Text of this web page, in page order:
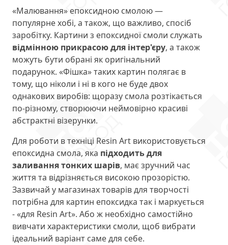
«Малювання» епоксидною смолою —
популярне хобі, а також, що важливо, спосіб
заробітку. Картини з епоксидної смоли служать
відмінною прикрасою для інтер'єру, а також
можуть бути обрані як оригінальний
подарунок. «Фішка» таких картин полягає в
тому, що ніколи і ні в кого не буде двох
однакових виробів: щоразу смола розтікається
по-різному, створюючи неймовірно красиві
абстрактні візерунки.
Для роботи в техніці Resin Art використовується
епоксидна смола, яка підходить для
заливання тонких шарів, має зручний час
життя та відрізняється високою прозорістю.
Зазвичай у магазинах товарів для творчості
потрібна для картин епоксидка так і маркується
- «для Resin Art». Або ж необхідно самостійно
вивчати характеристики смоли, щоб вибрати
ідеальний варіант саме для себе.